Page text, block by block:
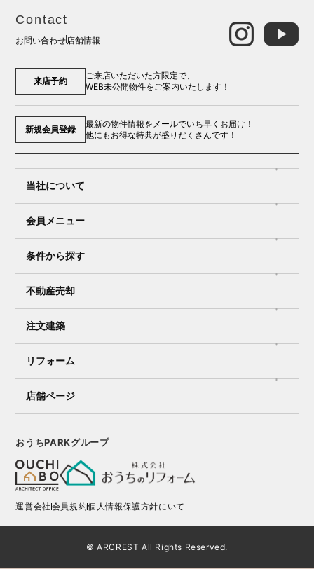
Contact
お問い合わせ店舗情報
来店予約
ご来店いただいた方限定で、
WEB未公開物件をご案内いたします！
新規会員登録
最新の物件情報をメールでいち早くお届け！
他にもお得な特典が盛りだくさんです！
当社について
会員メニュー
条件から探す
不動産売却
注文建築
リフォーム
店舗ページ
おうちPARKグループ
運営会社会員規約個人情報保護方針にいて
© ARCREST All Rights Reserved.